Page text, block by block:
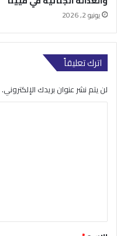
يونيو 2, 2026
اترك تعليقاً
لن يتم نشر عنوان بريدك الإلكتروني.